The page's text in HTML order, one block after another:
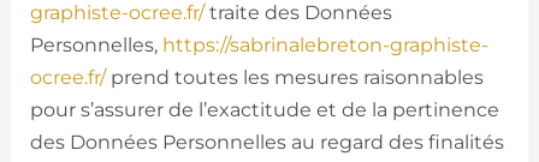
graphiste-ocree.fr/traite des Données
Personnelles, https://sabrinalebreton-graphiste-
ocree.fr/prend toutes les mesures raisonnables
pour s’assurer de l’exactitude et de la pertinence
des Données Personnelles au regard des finalités